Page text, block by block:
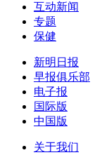
互动新闻
专题
保健
新明日报
早报俱乐部
电子报
国际版
中国版
关于我们